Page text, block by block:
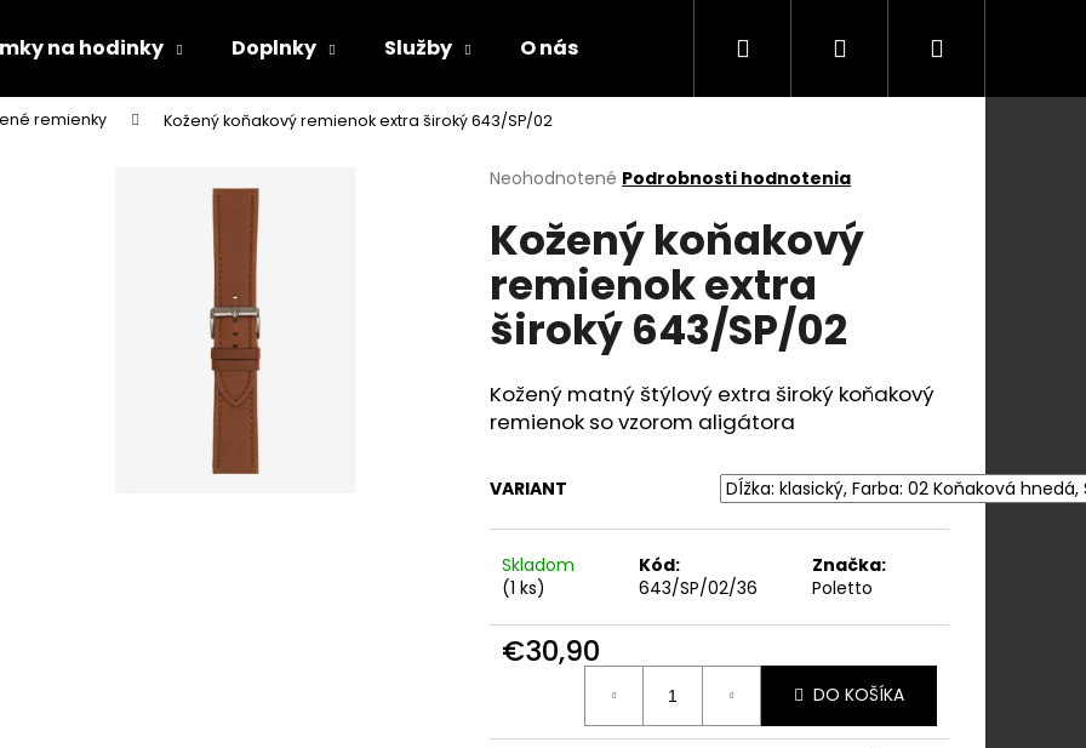
na hodinky Doplnky Služby O nás Blog a videá Kontakty
Hľadať PrihlásenieNákupný
remienky Kožený koňakový remienok extra široký 643/SP/02
Priemerné
produktu
je
5
hviezdičiek.
Neohodnotené Podrobnosti hodnotenia
Kožený koňakový
remienok extra
široký 643/SP/02
Kožený matný štýlový extra široký koňakový
remienok so vzorom aligátora
VARIANT
Skladom
(1 ks)
Kód:
643/SP/02/36
Značka:
Poletto
€30,90
Jednotková
DO KOŠÍKA
Čo potrebujete nájsť?
Odporúčame
Nasledujúce
OCELE M4950